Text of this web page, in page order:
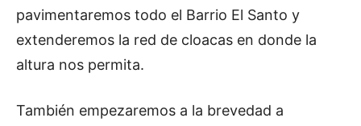
pavimentaremos todo el Barrio El Santo y
extenderemos la red de cloacas en donde la
altura nos permita.
También empezaremos a la brevedad a